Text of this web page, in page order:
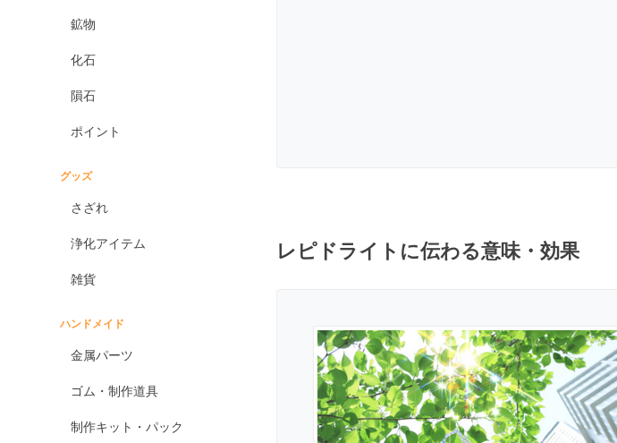
ブラックマトリックス
ドラゴンアイ
ン
シディアン
スノーフレークオブシ
マホガニーオブシディ
鉱物
化石
隕石
ポイント
グッズ
さざれ
浄化アイテム
雑貨
ハンドメイド
金属パーツ
ゴム・制作道具
制作キット・パック
レピドライトに伝わる意味・効果